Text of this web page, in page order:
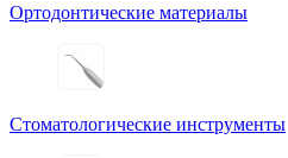
Ортодонтические материалы
Стоматологические инструменты